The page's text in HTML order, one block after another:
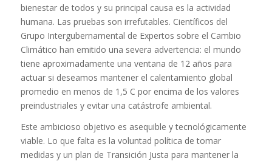
bienestar de todos y su principal causa es la actividad
humana. Las pruebas son irrefutables. Científicos del
Grupo Intergubernamental de Expertos sobre el Cambio
Climático han emitido una severa advertencia: el mundo
tiene aproximadamente una ventana de 12 años para
actuar si deseamos mantener el calentamiento global
promedio en menos de 1,5 C por encima de los valores
preindustriales y evitar una catástrofe ambiental.
Este ambicioso objetivo es asequible y tecnológicamente
viable. Lo que falta es la voluntad política de tomar
medidas y un plan de Transición Justa para mantener la